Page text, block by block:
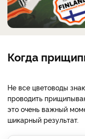
Когда
Не все цветоводы
проводить
это очень важный
шикарный результат.